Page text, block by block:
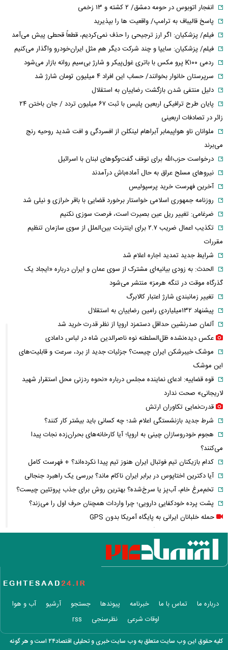
انفجار اتوبوس در حومه دمشق/ ۲ کشته و ۱۳ زخمی
پاسخ قالیباف به ترامپ/ واقعیت ها را بپذیرید
فیلم/ پزشکیان: اگر ارز ترجیحی را حذف نمی‌کردیم، قطعاً قحطی پیش می‌آمد
فیلم/ پزشکیان: سایپا و چند شرکت دیگر هم مثل ایران‌خودرو واگذار می‌کنیم
ردمی K۱۰۰ پرو مکس با باتری غول‌پیکر و شارژ بی‌سیم روانه بازار می‌شود
سرپرستان خانوار بخوانند/ حساب این افراد ۴ میلیون تومان شارژ شد
دلیل منتفی شدن بازگشت رضاییان به استقلال
پایان طرح ترافیکی اربعین پلیس با ثبت ۶۷ میلیون تردد / جان باختن ۲۴
زائر در تصادفات اربعینی
ملوانان ناو هواپیمابر آبراهام لینکلن از افسردگی و افت شدید روحیه رنج
می‌برند
درخواست حزب‌الله برای توقف گفت‌وگوهای لبنان با اسرائیل
نیروهای مسلح عراق به حال آماده‌باش درآمدند
آخرین فهرست خرید پرسپولیس
روزنامه جمهوری اسلامی خواستار برخورد قضایی با باقر خرازی و نیلی شد
ضرغامی: تغییر ریل عین بصیرت است، فرصت سوزی نکنیم
تکذیب اعمال ضریب ۲.۷ برای اینترنت بین‌الملل از سوی سازمان تنظیم
مقررات
شرایط جدید تمدید اجاره اعلام شد
الحدث: به زودی بیانیه‌ای مشترک از سوی عمان و ایران درباره «ایجاد یک
گذرگاه موقت در تنگه هرمز» منتشر می‌شود
تغییر زمانبندی‌ شارژ اعتبار کالابرگ
پیشنهاد ۱۳۲میلیاردی رامین رضاییان به استقلال
آلمان صدرنشین حداقل دستمزد اروپا از نظر قدرت خرید شد
عکس دیده‌نشده ظل‌السلطنه نوه ناصرالدین شاه در لباس دامادی
موشک خیبرشکن ایران چیست؟ جزئیات جدید از برد، سرعت و قابلیت‌های
این موشک
قوه قضاییه: ادعای نماینده مجلس درباره «نحوه ردزنی محل استقرار شهید
لاریجانی» صحت ندارد
قدرت‌نمایی تکاوران ارتش
شرط جدید بازنشستگی اعلام شد؛ چه کسانی باید بیشتر کار کنند؟
هجوم خودروسازان چینی به اروپا؛ آیا کارخانه‌های بحران‌زده نجات پیدا
می‌کنند؟
کدام بازیکنان تیم فوتبال ایران هنوز تیم پیدا نکرده‌اند؟ + فهرست کامل
آیا دکترین اختاپوس در برابر ایران ناکام ماند؟ بررسی یک راهبرد جنجالی
تخم‌مرغ خام، آب‌پز یا سرخ‌شده؟ بهترین روش برای جذب پروتئین چیست؟
پشت پرده خودکفایی دارویی؛ چرا واردات همچنان حرف اول را می‌زند؟
حمله خلبانان ایرانی به پایگاه آمریکا بدون GPS
شرایط تغییر نام خانوادگی و شناسنامه اعلام شد+ مراحل، مدارک لازم و قوانین
جدید ثبت احوال
یک خبر غیرمنتظره درباره توافق ایران و آمریکا
این نقشه جدید متروی تهران شما را به تمام جاهای دیدنی شهر می‌رساند +
خبر مهم سردار ابن‌الرضا درباره جنگ ایران و آمریکا: به‌زودی خواهند فهمید
درباره ما تماس با ما خبرنامه پیوندها جستجو آرشیو
آب و هوا
اوقات شرعی
نظرسنجی rss
کلیه حقوق این وب سایت متعلق به وب سایت خبری و تحلیلی اقتصاد۲۴ است و هر گونه